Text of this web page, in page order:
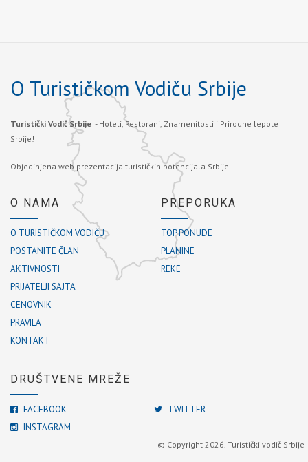
O Turističkom Vodiču Srbije
Turistički Vodič Srbije - Hoteli, Restorani, Znamenitosti i Prirodne lepote
Srbije!
Objedinjena web prezentacija turističkih potencijala Srbije.
O NAMA
O TURISTIČKOM VODIČU
POSTANITE ČLAN
AKTIVNOSTI
PRIJATELJI SAJTA
CENOVNIK
PRAVILA
KONTAKT
PREPORUKA
TOP PONUDE
PLANINE
REKE
DRUŠTVENE MREŽE
FACEBOOK
TWITTER
INSTAGRAM
© Copyright 2026. Turistički vodič Srbije